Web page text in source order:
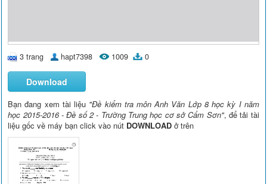
3 trang hapt7398 1009 0
Download
Bạn đang xem tài liệu "Đề kiểm tra môn Anh Văn Lớp 8 học kỳ I năm
học 2015-2016 - Đề số 2 - Trường Trung học cơ sở Cẩm Sơn", để tải tài
liệu gốc về máy bạn click vào nút DOWNLOAD ở trên